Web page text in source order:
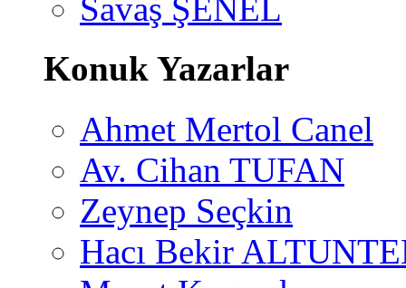
Savaş ŞENEL
Konuk Yazarlar
Ahmet Mertol Canel
Av. Cihan TUFAN
Zeynep Seçkin
Hacı Bekir